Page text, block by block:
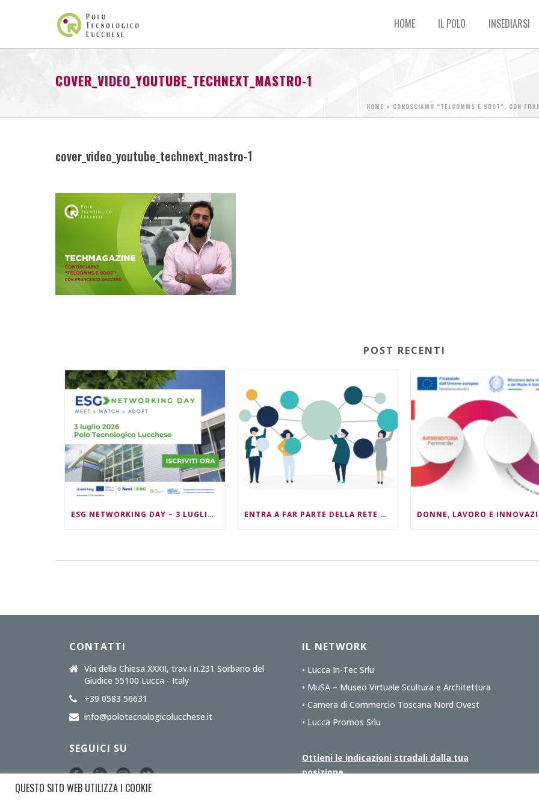
HOME IL POLO INSEDIARSI
COVER_VIDEO_YOUTUBE_TECHNEXT_MASTRO-1
HOME » CONOSCIAMO “TELCOMMS E 9DOT”, CON
cover_video_youtube_technext_mastro-1
POST RECENTI
ESG NETWORKING DAY – 3 LUGLIO 2026 – ORE 09:30/13:00 ENTRA A FAR PARTE DELLA RETE NEST4ESG !
CONTATTI
Via della Chiesa XXXII, trav.I n.231 Sorbano del
Giudice 55100 Lucca - Italy
+39 0583 56631
info@polotecnologicolucchese.it
SEGUICI SU
IL NETWORK
• Lucca In-Tec Srlu
• MuSA – Museo Virtuale Scultura e Architettura
• Camera di Commercio Toscana Nord Ovest
• Lucca Promos Srlu
Ottieni le indicazioni stradali dalla tua
posizione
QUESTO SITO WEB UTILIZZA I COOKIE